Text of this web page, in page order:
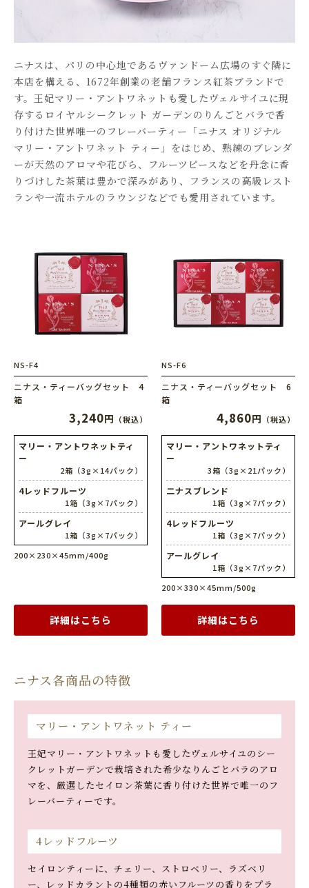
ニナスは、パリの中心地であるヴァンドーム広場のすぐ隣に
本店を構える、1672年創業の老舗フランス紅茶ブランドで
す。王妃マリー・アントワネットも愛したヴェルサイユに現
存するロイヤルシークレット ガーデンのりんごとバラで香
り付けた世界唯一のフレーバーティー「ニナス オリジナル
マリー・アントワネット ティー」をはじめ、熟練のブレンダ
ーが天然のアロマや花びら、フルーツピースなどを丹念に香
りづけした茶葉は豊かで深みがあり、フランスの高級レスト
ランや一流ホテルのラウンジなどでも愛用されています。
NS-F4
ニナス・ティーバッグセット 4
箱
3,240円 （税込）
マリー・アントワネットティ
ー
2箱（3g×14パック）
4レッドフルーツ
1箱（3g×7パック）
アールグレイ
1箱（3g×7パック）
200×230×45mm/400g
詳細はこちら
NS-F6
ニナス・ティーバッグセット 6
箱
4,860円 （税込）
マリー・アントワネットティ
ー
3箱（3g×21パック）
二ナスブレンド
1箱（3g×7パック）
4レッドフルーツ
1箱（3g×7パック）
アールグレイ
1箱（3g×7パック）
200×330×45mm/500g
詳細はこちら
ニナス各商品の特徴
マリー・アントワネット ティー
王妃マリー・アントワネットも愛したヴェルサイユのシー
クレットガーデンで栽培された希少なりんごとバラのアロ
マを、厳選したセイロン茶葉に香り付けた世界で唯一のフ
レーバーティーです。
4レッドフルーツ
セイロンティーに、チェリー、ストロベリー、ラズベリ
ー、レッドカラントの4種類の赤いフルーツの香りをプラ